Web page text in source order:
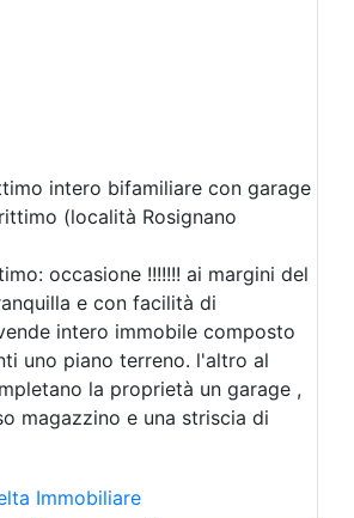
intero bifamiliare con garage
(località Rosignano
occasione !!!!!!! ai margini del
e con facilità di
intero immobile composto
uno piano terreno. l'altro al
la proprietà un garage ,
magazzino e una striscia di
Immobiliare